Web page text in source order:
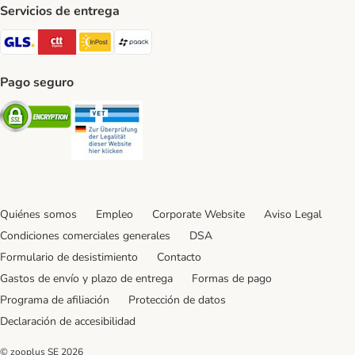
Servicios de entrega
GLS Shipping Method
CTTExpress Shipping Method
InPost Shipping Method
paack Shipping Method
Pago seguro
Security
Quiénes somos Empleo Corporate Website
Aviso Legal
Condiciones comerciales generales
DSA
Formulario de desistimiento
Contacto
Gastos de envío y plazo de entrega
Formas de pago
Programa de afiliación
Protección de datos
Declaración de accesibilidad
© zooplus SE 2026